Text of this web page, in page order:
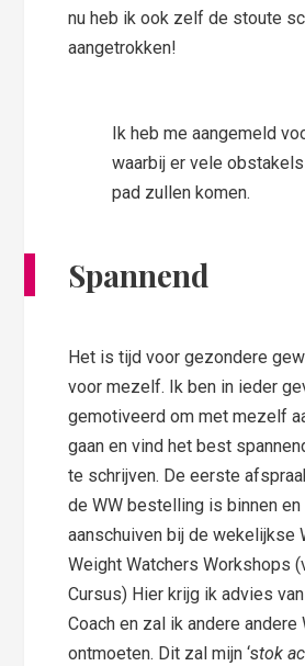
nu heb ik ook zelf de stoute
aangetrokken!
Ik heb me aangemeld
waarbij er vele
pad zullen komen.
Spannend
Het is tijd voor gezondere
voor mezelf. Ik ben in ieder
gemotiveerd om met mezelf
gaan en vind het best
te schrijven. De eerste
de WW bestelling is binnen
aanschuiven bij de wekelijkse
Weight Watchers Workshops
Cursus) Hier krijg ik advies
Coach en zal ik andere andere
ontmoeten. Dit zal mijn ‘stok